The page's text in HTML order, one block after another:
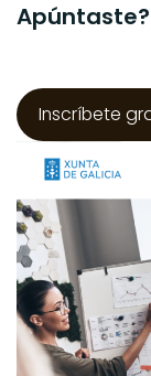
Apúntaste?
Inscríbete